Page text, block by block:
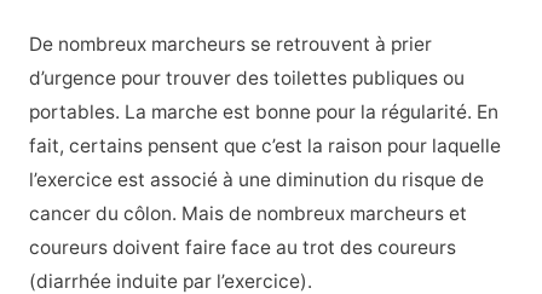
De nombreux marcheurs se retrouvent à prier
d’urgence pour trouver des toilettes publiques ou
portables. La marche est bonne pour la régularité. En
fait, certains pensent que c’est la raison pour laquelle
l’exercice est associé à une diminution du risque de
cancer du côlon. Mais de nombreux marcheurs et
coureurs doivent faire face au trot des coureurs
(diarrhée induite par l’exercice).